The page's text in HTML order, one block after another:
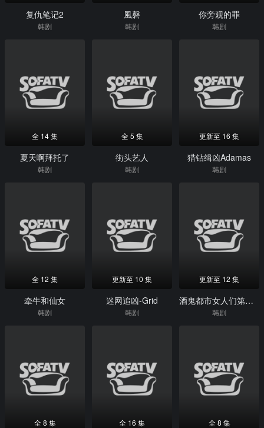
复仇笔记2
韩剧
風磬
韩剧
你旁观的罪
韩剧
全 14 集
夏天啊拜托了
韩剧
全 5 集
街头艺人
韩剧
更新至 16 集
猎钻缉凶Adamas
韩剧
全 12 集
牵牛和仙女
韩剧
更新至 10 集
迷网追凶-Grid
韩剧
更新至 12 集
酒鬼都市女人们第二季
韩剧
全 8 集 全 16 集 全 8 集